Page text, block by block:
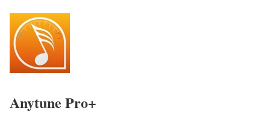
Anytune Pro+